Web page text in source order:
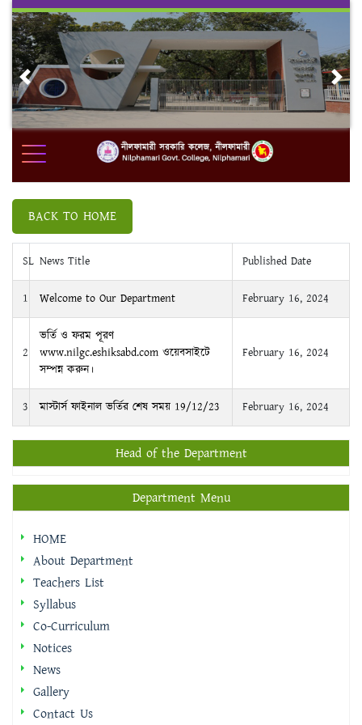
Skip
content
Previous
BACK TO HOME
SL News Title Published Date
1 Welcome to Our Department February 16, 2024
2
ভর্তি ও ফরম পূরণ
www.nilgc.eshiksabd.com ওয়েবসাইটে
সম্পন্ন করুন।
February 16, 2024
3 মাস্টার্স ফাইনাল ভর্তির শেষ সময় 19/12/23 February 16, 2024
Head of the Department
Department Menu
HOME
About Department
Teachers List
Syllabus
Co-Curriculum
Notices
News
Gallery
Contact Us